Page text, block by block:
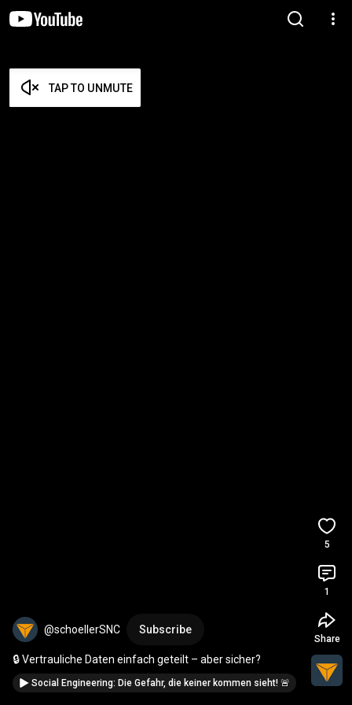
TAP TO UNMUTE
@schoellerSNC Subscribe
🔒 Vertrauliche Daten einfach geteilt – aber sicher?
Social Engineering: Die Gefahr, die keiner kommen sieht! 🚨
5
1
Share